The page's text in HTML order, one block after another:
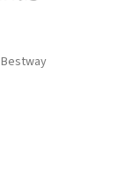
Bestway